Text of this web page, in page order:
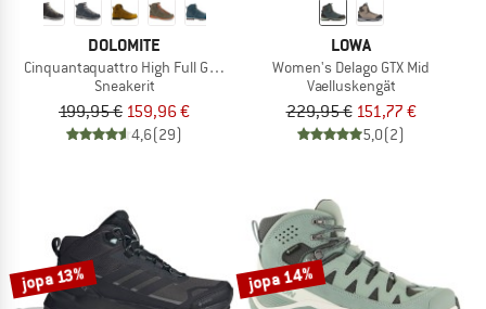
DOLOMITE
Cinquantaquattro High Full Grain Leather Evo GTX
Sneakerit
199,95 € 159,96 €
4,6(29)
LOWA
Women's Delago GTX Mid
Vaelluskengät
229,95 € 151,77 €
5,0(2)
jopa 13% jopa 14%